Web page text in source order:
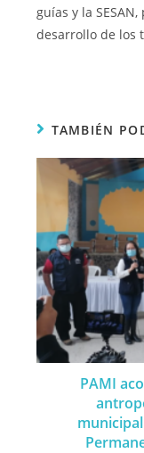
guías y la
desarrollo de los
TAMBIÉN
PAMI